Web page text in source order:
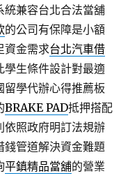
統兼容台北合法當舖
的公司有保障是小額
資金需求台北汽車借
學生條件設計對最適
留學代辦心得推薦板
BRAKE PAD抵押搭配
依照政府明訂法規辦
錢管道解決資金難題
平鎮精品當舖的營業